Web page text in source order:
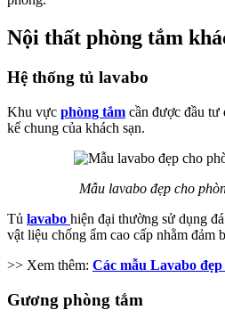
Nội thất phòng tắm
Hệ thống tủ lavabo
Khu vực phòng tắm cần được đầu tư
kế chung của khách sạn.
Mẫu lavabo đẹp cho
Tủ lavabo hiện đại thường sử dụng
vật liệu chống ẩm cao cấp nhằm đảm
>> Xem thêm: Các mẫu Lavabo
Gương phòng tắm